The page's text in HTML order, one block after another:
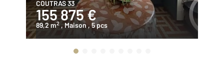
COUTRAS 33
155 875 €
89,2 m2 , Maison, 5 pcs